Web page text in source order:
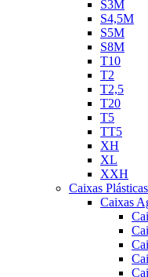
S3M
S4,5M
S5M
S8M
T10
T2
T2,5
T20
T5
TT5
XH
XL
XXH
Caixas Plásticas
Caixas